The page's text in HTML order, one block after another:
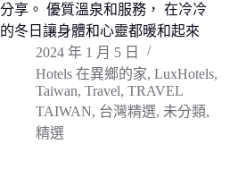
分享。 優質溫泉和服務， 在冷冷
的冬日讓身體和心靈都暖和起來
2024 年 1 月 5 日
Hotels 在異鄉的家, LuxHotels,
Taiwan, Travel, TRAVEL
TAIWAN, 台灣精選, 未分類,
精選